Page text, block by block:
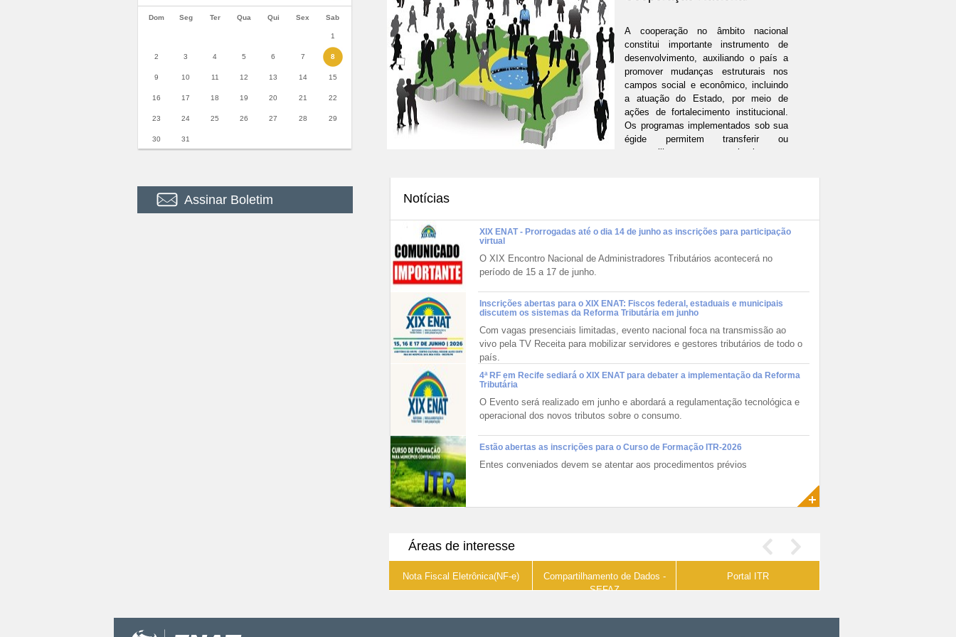
Dom Seg Ter Qua Qui Sex Sab
1
2 3 4 5 6 7 8
9 10 11 12 13 14 15
16 17 18 19 20 21 22
23 24 25 26 27 28 29
30 31
Assinar Boletim
A cooperação no âmbito nacional
constitui importante instrumento de
desenvolvimento, auxiliando o país a
promover mudanças estruturais nos
campos social e econômico, incluindo
a atuação do Estado, por meio de
ações de fortalecimento institucional.
Os programas implementados sob sua
égide permitem transferir ou
compartilhar conhecimentos,
qualitativo de caráter duradouro.
administrações tributárias realizam
O objetivo principal do fórum é buscar
soluções conjuntas das três esferas de
governo que promovam uma maior
padronização e a melhoria na qualidade
custos e da carga de trabalho
operacional no atendimento; uma maior
de realização de ações fiscais
coordenadas e integradas; melhoria no
intercâmbio de informações fiscais
dados padronizados em larga escala e
Notícias
XIX ENAT - Prorrogadas até o dia 14 de junho as inscrições para participação
virtual
O XIX Encontro Nacional de Administradores Tributários acontecerá no
período de 15 a 17 de junho.
Inscrições abertas para o XIX ENAT: Fiscos federal, estaduais e municipais
discutem os sistemas da Reforma Tributária em junho
Com vagas presenciais limitadas, evento nacional foca na transmissão ao
vivo pela TV Receita para mobilizar servidores e gestores tributários de todo o
país.
4ª RF em Recife sediará o XIX ENAT para debater a implementação da Reforma
Tributária
O Evento será realizado em junho e abordará a regulamentação tecnológica e
operacional dos novos tributos sobre o consumo.
Estão abertas as inscrições para o Curso de Formação ITR-2026
Entes conveniados devem se atentar aos procedimentos prévios
Áreas de interesse
Nota Fiscal Eletrônica(NF-e)
Compartilhamento de Dados -
SEFAZ
Portal ITR